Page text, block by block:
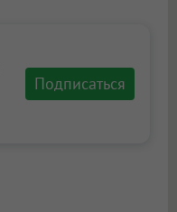
Подписаться